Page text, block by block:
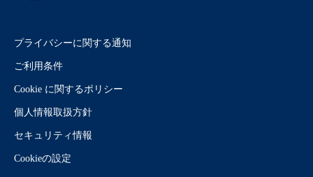
プライバシーに関する通知
ご利用条件
Cookie に関するポリシー
個人情報取扱方針
セキュリティ情報
Cookieの設定